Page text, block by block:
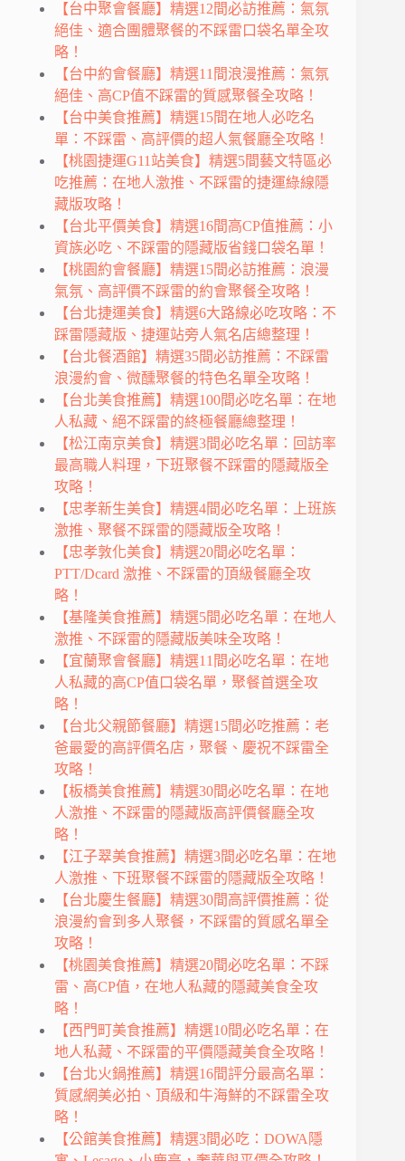
【台中聚會餐廳】精選12間必訪推薦：氣氛
絕佳、適合團體聚餐的不踩雷口袋名單全攻
略！
【台中約會餐廳】精選11間浪漫推薦：氣氛
絕佳、高CP值不踩雷的質感聚餐全攻略！
【台中美食推薦】精選15間在地人必吃名
單：不踩雷、高評價的超人氣餐廳全攻略！
【桃園捷運G11站美食】精選5間藝文特區必
吃推薦：在地人激推、不踩雷的捷運綠線隱
藏版攻略！
【台北平價美食】精選16間高CP值推薦：小
資族必吃、不踩雷的隱藏版省錢口袋名單！
【桃園約會餐廳】精選15間必訪推薦：浪漫
氣氛、高評價不踩雷的約會聚餐全攻略！
【台北捷運美食】精選6大路線必吃攻略：不
踩雷隱藏版、捷運站旁人氣名店總整理！
【台北餐酒館】精選35間必訪推薦：不踩雷
浪漫約會、微醺聚餐的特色名單全攻略！
【台北美食推薦】精選100間必吃名單：在地
人私藏、絕不踩雷的終極餐廳總整理！
【松江南京美食】精選3間必吃名單：回訪率
最高職人料理，下班聚餐不踩雷的隱藏版全
攻略！
【忠孝新生美食】精選4間必吃名單：上班族
激推、聚餐不踩雷的隱藏版全攻略！
【忠孝敦化美食】精選20間必吃名單：
PTT/Dcard 激推、不踩雷的頂級餐廳全攻
略！
【基隆美食推薦】精選5間必吃名單：在地人
激推、不踩雷的隱藏版美味全攻略！
【宜蘭聚會餐廳】精選11間必吃名單：在地
人私藏的高CP值口袋名單，聚餐首選全攻
略！
【台北父親節餐廳】精選15間必吃推薦：老
爸最愛的高評價名店，聚餐、慶祝不踩雷全
攻略！
【板橋美食推薦】精選30間必吃名單：在地
人激推、不踩雷的隱藏版高評價餐廳全攻
略！
【江子翠美食推薦】精選3間必吃名單：在地
人激推、下班聚餐不踩雷的隱藏版全攻略！
【台北慶生餐廳】精選30間高評價推薦：從
浪漫約會到多人聚餐，不踩雷的質感名單全
攻略！
【桃園美食推薦】精選20間必吃名單：不踩
雷、高CP值，在地人私藏的隱藏美食全攻
略！
【西門町美食推薦】精選10間必吃名單：在
地人私藏、不踩雷的平價隱藏美食全攻略！
【台北火鍋推薦】精選16間評分最高名單：
質感網美必拍、頂級和牛海鮮的不踩雷全攻
略！
【公館美食推薦】精選3間必吃：DOWA隱